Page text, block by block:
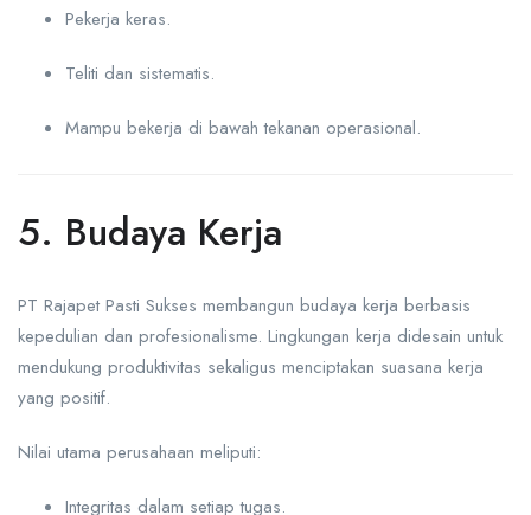
Pekerja keras.
Teliti dan sistematis.
Mampu bekerja di bawah tekanan operasional.
5. Budaya Kerja
PT Rajapet Pasti Sukses membangun budaya kerja berbasis
kepedulian dan profesionalisme. Lingkungan kerja didesain untuk
mendukung produktivitas sekaligus menciptakan suasana kerja
yang positif.
Nilai utama perusahaan meliputi:
Integritas dalam setiap tugas.